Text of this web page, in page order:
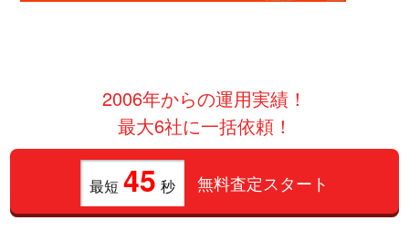
2006年からの運用実績！
最大6社に一括依頼！
最短 45 秒 無料査定スタート